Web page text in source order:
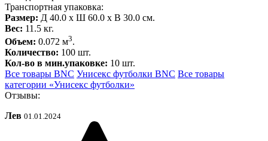
Транспортная упаковка:
Размер: Д 40.0 x Ш 60.0 x В 30.0 см.
Вес: 11.5 кг.
Объем: 0.072 м3.
Количество: 100 шт.
Кол-во в мин.упаковке: 10 шт.
Все товары BNC Унисекс футболки BNC Все товары
категории «Унисекс футболки»
Отзывы:
Лев 01.01.2024